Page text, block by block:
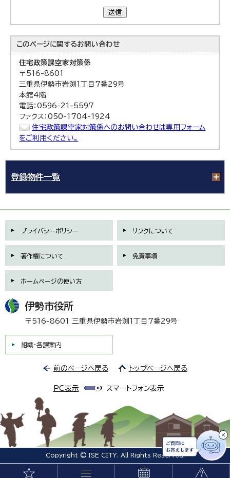
送信
このページに関するお問い合わせ
住宅政策課空家対策係
〒516-8601
三重県伊勢市岩渕1丁目7番29号
本館4階
電話：0596-21-5597
ファクス：050-1704-1924
住宅政策課空家対策係へのお問い合わせは専用フォーム
をご利用ください。
登録物件一覧
プライバシーポリシー リンクについて
著作権について 免責事項
ホームページの使い方
伊勢市役所
〒516-8601 三重県伊勢市岩渕1丁目7番29号
組織・各課案内
前のページへ戻る トップページへ戻る
PC表示 スマートフォン表示
Copyright © ISE CITY. All Rights Reserved.